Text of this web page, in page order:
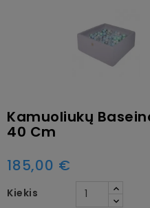
Kamuoliukų
40 Cm
185,00 €
Kiekis